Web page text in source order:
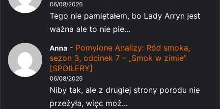
06/08/2026
Tego nie pamiętałem, bo Lady Arryn jest
ważna ale to nie pie...
Anna - Pomylone Analizy: Ród smoka,
sezon 3, odcinek 7 – „Smok w zimie”
[SPOILERY]
06/08/2026
Niby tak, ale z drugiej strony porodu nie
przeżyła, więc moż...